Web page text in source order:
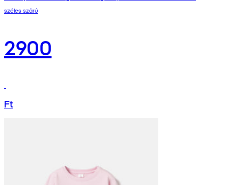
széles szárú
2900
Ft